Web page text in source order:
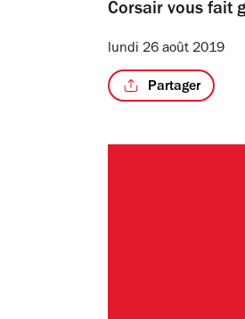
Corsair vous fait
lundi 26 août 2019
Partager